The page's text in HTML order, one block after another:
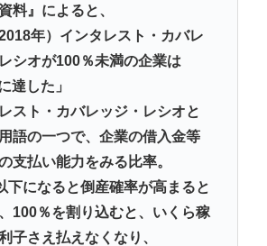
料』によると、
年）インタレスト・カバレ
シオが100％未満の企業は
達した」
スト・カバレッジ・レシオと
語の一つで、企業の借入金等
支払い能力をみる比率。
下になると倒産確率が高まると
100％を割り込むと、いくら稼
子さえ払えなくなり、